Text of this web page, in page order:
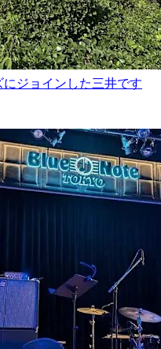
ジョインした三井です